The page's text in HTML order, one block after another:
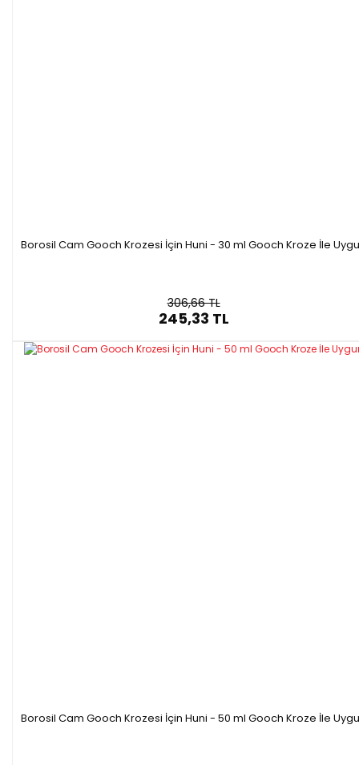
Borosil Cam Gooch Krozesi İçin Huni - 30 ml Gooch Kroze İle
306,66 TL
245,33 TL
Borosil Cam Gooch Krozesi İçin Huni - 50 ml Gooch Kroze İle